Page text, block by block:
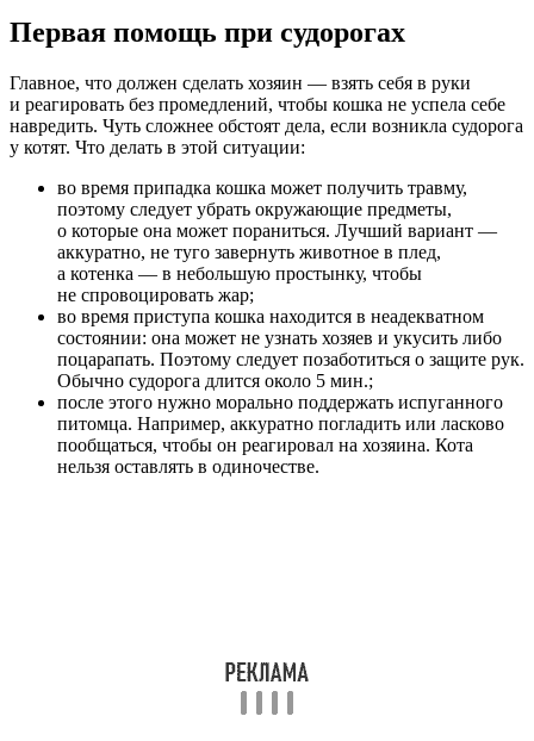
Первая помощь при судорогах
Главное, что должен сделать хозяин — взять себя в руки
и реагировать без промедлений, чтобы кошка не успела себе
навредить. Чуть сложнее обстоят дела, если возникла судорога
у котят. Что делать в этой ситуации:
во время припадка кошка может получить травму,
поэтому следует убрать окружающие предметы,
о которые она может пораниться. Лучший вариант —
аккуратно, не туго завернуть животное в плед,
а котенка — в небольшую простынку, чтобы
не спровоцировать жар;
во время приступа кошка находится в неадекватном
состоянии: она может не узнать хозяев и укусить либо
поцарапать. Поэтому следует позаботиться о защите рук.
Обычно судорога длится около 5 мин.;
после этого нужно морально поддержать испуганного
питомца. Например, аккуратно погладить или ласково
пообщаться, чтобы он реагировал на хозяина. Кота
нельзя оставлять в одиночестве.